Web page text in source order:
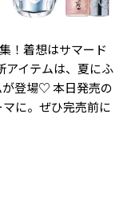
！着想はサマード
アイテムは、夏にふ
が登場♡ 本日発売の
に。ぜひ完売前に